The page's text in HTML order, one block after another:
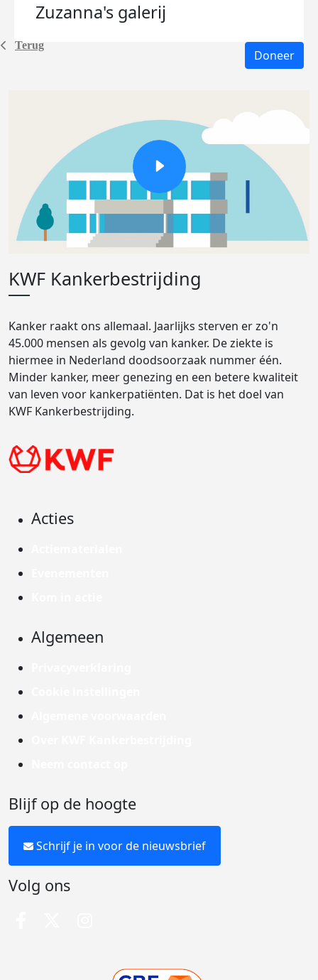
Terug
Zuzanna's galerij
Doneer
KWF Kankerbestrijding
Kanker raakt ons allemaal. Jaarlijks sterven er zo'n
45.000 mensen als gevolg van kanker. De ziekte is
hiermee in Nederland doodsoorzaak nummer één.
Minder kanker, meer genezing en een betere kwaliteit
van leven voor kankerpatiënten. Dat is het doel van
KWF Kankerbestrijding.
Acties
Algemeen
Blijf op de hoogte
Schrijf je in voor de nieuwsbrief
Volg ons